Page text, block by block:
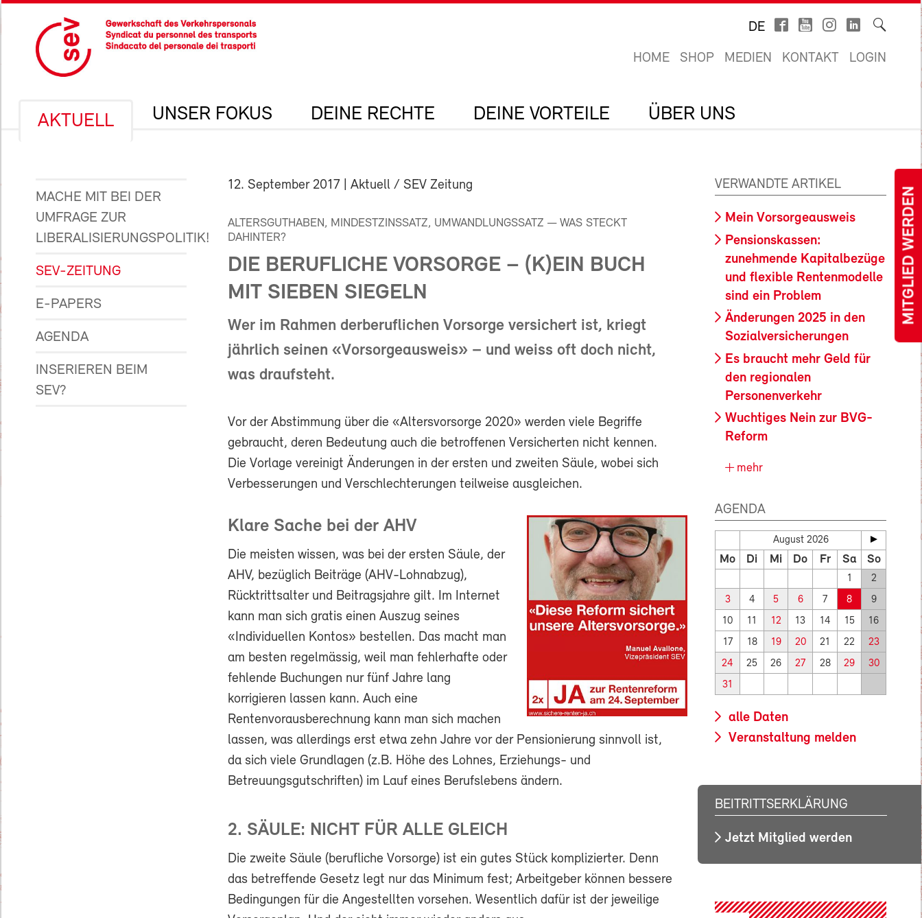
MITGLIED WERDEN
DE
HOME SHOP MEDIEN KONTAKT LOGIN
AKTUELL UNSER FOKUS DEINE RECHTE DEINE VORTEILE ÜBER UNS
MACHE MIT BEI DER
UMFRAGE ZUR
LIBERALISIERUNGSPOLITIK!
SEV-ZEITUNG
E-PAPERS
AGENDA
INSERIEREN BEIM
SEV?
12. September 2017 | Aktuell / SEV Zeitung
ALTERSGUTHABEN, MINDESTZINSSATZ, UMWANDLUNGSSATZ — WAS STECKT
DAHINTER?
DIE BERUFLICHE VORSORGE – (K)EIN BUCH
MIT SIEBEN SIEGELN
Wer im Rahmen derberuflichen Vorsorge versichert ist, kriegt
jährlich seinen «Vorsorgeausweis» – und weiss oft doch nicht,
was draufsteht.
Vor der Abstimmung über die «Altersvorsorge 2020» werden viele Begriffe
gebraucht, deren Bedeutung auch die betroffenen Versicherten nicht kennen.
Die Vorlage vereinigt Änderungen in der ersten und zweiten Säule, wobei sich
Verbesserungen und Verschlechterungen teilweise ausgleichen.
Klare Sache bei der AHV
Die meisten wissen, was bei der ersten Säule, der
AHV, bezüglich Beiträge (AHV-Lohnabzug),
Rücktrittsalter und Beitragsjahre gilt. Im Internet
kann man sich gratis einen Auszug seines
«Individuellen Kontos» bestellen. Das macht man
am besten regelmässig, weil man fehlerhafte oder
fehlende Buchungen nur fünf Jahre lang
korrigieren lassen kann. Auch eine
Rentenvorausberechnung kann man sich machen
lassen, was allerdings erst etwa zehn Jahre vor der Pensionierung sinnvoll ist,
da sich viele Grundlagen (z.B. Höhe des Lohnes, Erziehungs- und
Betreuungsgutschriften) im Lauf eines Berufslebens ändern.
2. SÄULE: NICHT FÜR ALLE GLEICH
Die zweite Säule (berufliche Vorsorge) ist ein gutes Stück komplizierter. Denn
das betreffende Gesetz legt nur das Minimum fest; Arbeitgeber können bessere
Bedingungen für die Angestellten vorsehen. Wesentlich dafür ist der jeweilige
VERWANDTE ARTIKEL
Mein Vorsorgeausweis
Pensionskassen:
zunehmende Kapitalbezüge
und flexible Rentenmodelle
sind ein Problem
Änderungen 2025 in den
Sozialversicherungen
Es braucht mehr Geld für
den regionalen
Personenverkehr
Wuchtiges Nein zur BVG-
Reform
mehr
AGENDA
August 2026
Mo Di Mi Do Fr Sa So
1 2
3 4 5 6 7 8 9
10 11 12 13 14 15 16
17 18 19 20 21 22 23
24 25 26 27 28 29 30
31
alle Daten
Veranstaltung melden
BEITRITTSERKLÄRUNG
Jetzt Mitglied werden